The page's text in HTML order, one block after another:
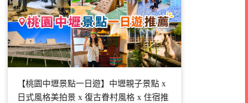
【桃園中壢景點一日遊】中壢親子景點 x
日式風格美拍景 x 復古眷村風格 x 住宿推